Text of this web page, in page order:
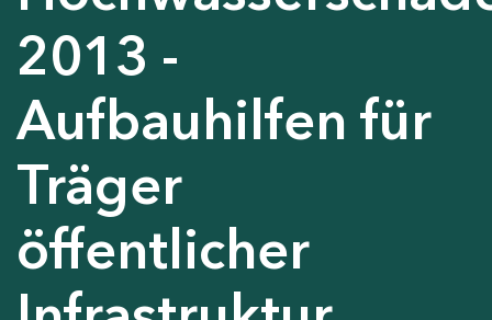
2013 -
Aufbauhilfen für
Träger
öffentlicher